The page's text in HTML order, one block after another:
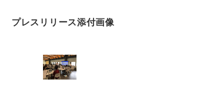
プレスリリース添付画像